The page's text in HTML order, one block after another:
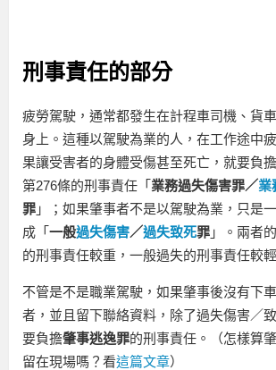
刑事責任的部分
疲勞駕駛，通常都發生在計程車司機、貨
身上。這種以駕駛為業的人，在工作途中
果讓受害者的身體受傷甚至死亡，就要負
第276條的刑事責任「 業務過失傷害罪／業
罪 」；如果肇事者不是以駕駛為業，只是
成「 一般過失傷害／過失致死罪 」。兩者
的刑事責任較重，一般過失的刑事責任較輕
不管是不是職業駕駛，如果肇事後沒有下
者，並且留下聯絡資料，除了過失傷害／
要負擔肇事逃逸罪的刑事責任。（怎樣算
留在現場嗎？看這篇文章）